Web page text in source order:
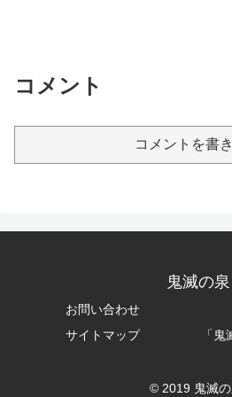
コメント
コメントを書
鬼滅の泉
お問い合わせ
サイトマップ
「
© 2019 鬼滅の